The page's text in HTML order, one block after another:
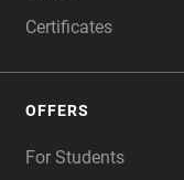
Certificates
OFFERS
For Students